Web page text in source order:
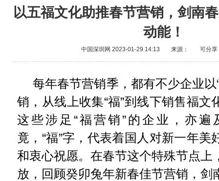
以五福文化助推春节营销，剑南
动能！
中国深圳网 2023-01-29 14:13 来源： 可分享
每年春节营销季，都有不少企业以
销，从线上收集“福”到线下销售福文
这些涉足“福营销”的企业，亦遍
竟，“福”字，代表着国人对新一年美
和衷心祝愿。在春节这个特殊节点上
放，回顾癸卯兔年新春佳节营销，剑